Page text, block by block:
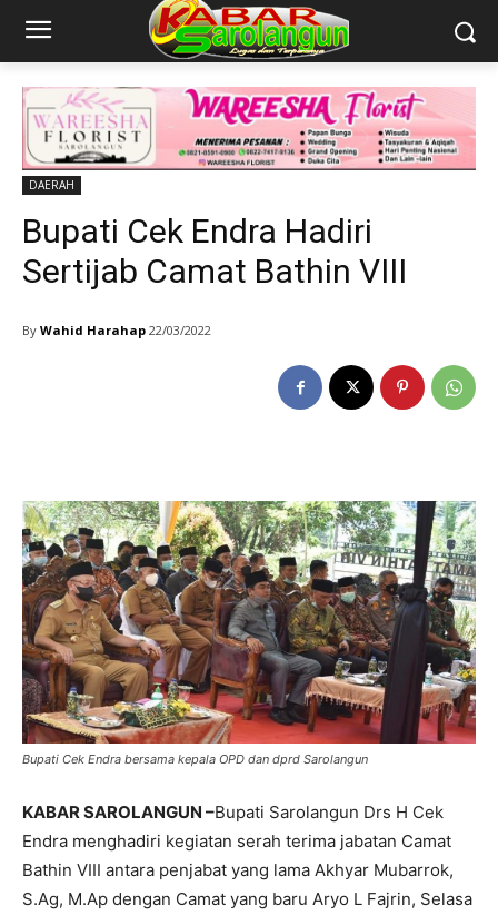
DAERAH
Bupati Cek Endra Hadiri
Sertijab Camat Bathin VIII
By Wahid Harahap 22/03/2022
Bupati Cek Endra bersama kepala OPD dan dprd Sarolangun
KABAR SAROLANGUN –Bupati Sarolangun Drs H Cek
Endra menghadiri kegiatan serah terima jabatan Camat
Bathin VIII antara penjabat yang lama Akhyar Mubarrok,
S.Ag, M.Ap dengan Camat yang baru Aryo L Fajrin, Selasa